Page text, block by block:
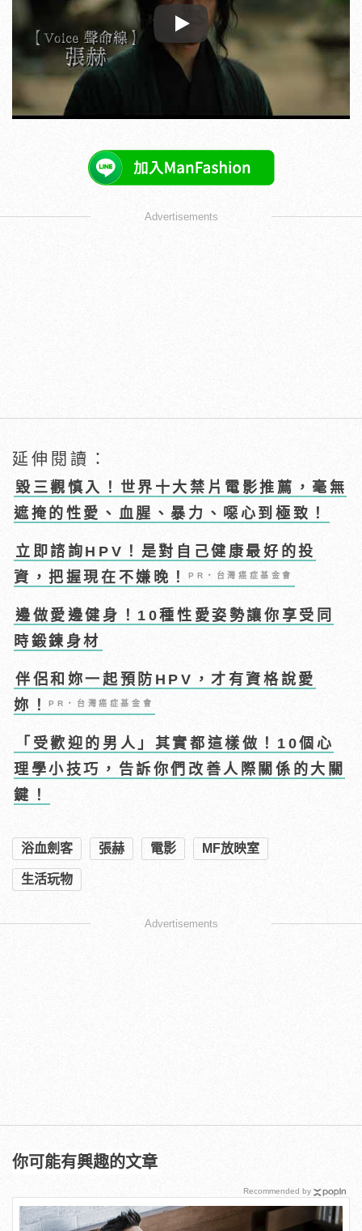
Play
Advertisements
延伸閱讀：
毀三觀慎入！世界十大禁片電影推薦，毫無
遮掩的性愛、血腥、暴力、噁心到極致！
立即諮詢HPV！是對自己健康最好的投
資，把握現在不嫌晚！PR・台灣癌症基金會
邊做愛邊健身！10種性愛姿勢讓你享受同
時鍛鍊身材
伴侶和妳一起預防HPV，才有資格說愛
妳！PR・台灣癌症基金會
「受歡迎的男人」其實都這樣做！10個心
理學小技巧，告訴你們改善人際關係的大關
鍵！
浴血劍客 張赫 電影 MF放映室
生活玩物
Advertisements
你可能有興趣的文章
Recommended by